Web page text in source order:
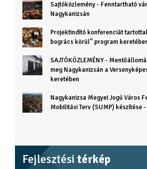
Sajtóközlemény - Fenntartható
Nagykanizsán
Projektindító konferenciát
bogrács körül” program
SAJTÓKÖZLEMÉNY -
meg Nagykanizsán a
keretében
Nagykanizsa Megyei Jogú Város
Mobilitási Terv (SUMP) készítése
Fejlesztési térkép